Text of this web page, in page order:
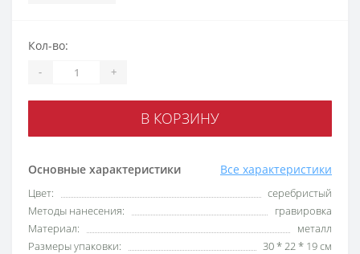
Основные характеристики Все характеристики
Цвет:
серебристый
Методы нанесения:
гравировка
Материал:
металл
Размеры упаковки:
30 * 22 * 19 см
Кол-во:
- +
В КОРЗИНУ